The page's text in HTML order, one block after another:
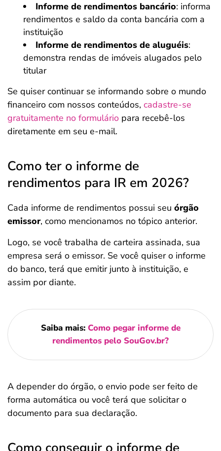
Informe de rendimentos bancário: informa
rendimentos e saldo da conta bancária com a
instituição
Informe de rendimentos de aluguéis:
demonstra rendas de imóveis alugados pelo
titular
Se quiser continuar se informando sobre o mundo
financeiro com nossos conteúdos, cadastre-se
gratuitamente no formulário para recebê-los
diretamente em seu e-mail.
Como ter o informe de
rendimentos para IR em 2026?
Cada informe de rendimentos possui seu órgão
emissor, como mencionamos no tópico anterior.
Logo, se você trabalha de carteira assinada, sua
empresa será o emissor. Se você quiser o informe
do banco, terá que emitir junto à instituição, e
assim por diante.
Saiba mais: Como pegar informe de
rendimentos pelo SouGov.br?
A depender do órgão, o envio pode ser feito de
forma automática ou você terá que solicitar o
documento para sua declaração.